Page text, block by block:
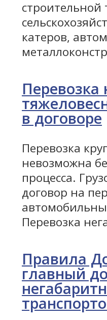
катеров,
Перевозка
в договоре
Перевозка
невозможна
процесса.
договор на
Перевозка
Правила
главный